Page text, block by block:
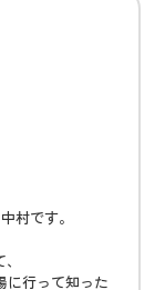
村です。
に行って知った